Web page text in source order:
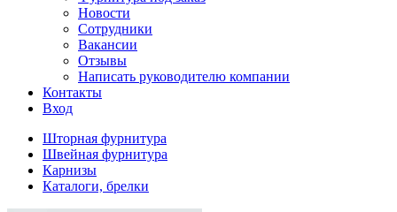
Новости
Сотрудники
Вакансии
Отзывы
Написать руководителю компании
Контакты
Вход
Шторная фурнитура
Швейная фурнитура
Карнизы
Каталоги, брелки